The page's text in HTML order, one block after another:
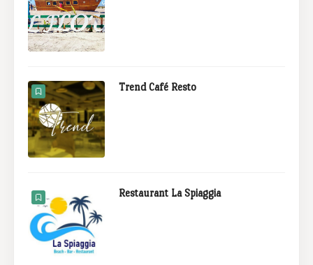
Trend Café Resto
Restaurant La Spiaggia